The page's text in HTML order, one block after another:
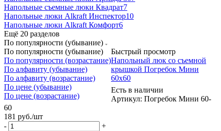
Напольные съемные люки Квадрат7
Напольные люки Alkraft Инспектор10
Напольные люки Alkraft Комфорт6
Ещё 20 разделов
По популярности (убывание)
По популярности (убывание)
По популярности (возрастание)
По алфавиту (убывание)
По алфавиту (возрастание)
По цене (убывание)
По цене (возрастание)
Быстрый просмотр
Напольный люк со съемной
крышкой Погребок Мини
60х60
Есть в наличии
Артикул: Погребок Мини 60-
60
181 руб./шт
-
+